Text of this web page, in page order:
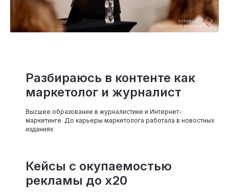
Разбираюсь в контенте как
маркетолог и журналист
Высшее образование в журналистике и Интернет-
маркетинге. До карьеры маркетолога работала в новостных
изданиях
Кейсы с окупаемостью
рекламы до х20